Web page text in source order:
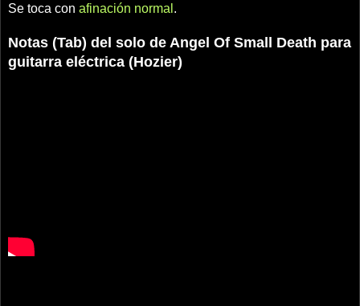
Se toca con afinación normal .
Notas (Tab) del solo de Angel Of Small Death para
guitarra eléctrica (Hozier)